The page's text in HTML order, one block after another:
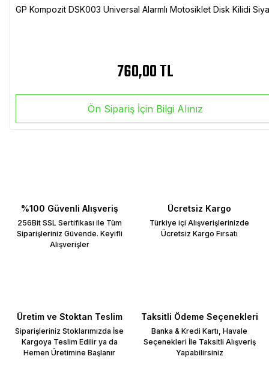
GP Kompozit DSK003 Universal Alarmlı Motosiklet Disk Kilidi
760,00 TL
Ön Sipariş İçin Bilgi Alınız
%100 Güvenli Alışveriş
256Bit SSL Sertifikası ile Tüm
Siparişleriniz Güvende. Keyifli
Alışverişler
Ücretsiz Kargo
Türkiye içi Alışverişlerinizde
Ücretsiz Kargo Fırsatı
Üretim ve Stoktan Teslim
Siparişleriniz Stoklarımızda İse
Kargoya Teslim Edilir ya da
Hemen Üretimine Başlanır
Taksitli Ödeme Seçenekleri
Banka & Kredi Kartı, Havale
Seçenekleri İle Taksitli Alışveriş
Yapabilirsiniz